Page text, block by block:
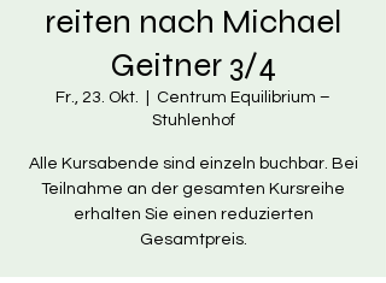
reiten nach Michael
Geitner 3/4
Fr., 23. Okt.
Centrum Equilibrium –
Stuhlenhof
Alle Kursabende sind einzeln buchbar. Bei
Teilnahme an der gesamten Kursreihe
erhalten Sie einen reduzierten
Gesamtpreis.